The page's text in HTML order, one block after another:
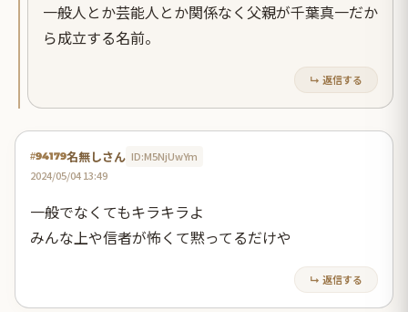
一般人とか芸能人とか関係なく父親が千葉真一だか
ら成立する名前。
↳ 返信する
#94179名無しさん ID:M5NjUwYm
2024/05/04 13:49
一般でなくてもキラキラよ
みんな上や信者が怖くて黙ってるだけや
↳ 返信する